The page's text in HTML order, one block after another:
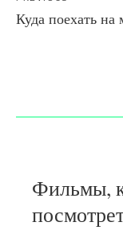
Куда поехать на
Фильмы,